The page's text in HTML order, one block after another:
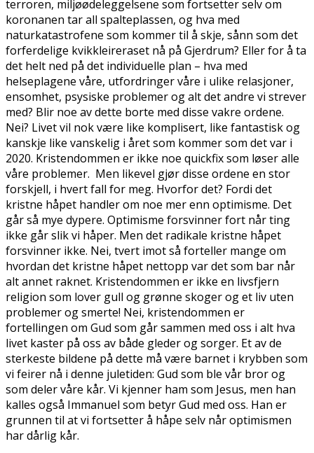
terroren, miljøødeleggelsene som fortsetter selv om
koronanen tar all spalteplassen, og hva med
naturkatastrofene som kommer til å skje, sånn som det
forferdelige kvikkleireraset nå på Gjerdrum? Eller for å ta
det helt ned på det individuelle plan – hva med
helseplagene våre, utfordringer våre i ulike relasjoner,
ensomhet, psysiske problemer og alt det andre vi strever
med? Blir noe av dette borte med disse vakre ordene.
Nei? Livet vil nok være like komplisert, like fantastisk og
kanskje like vanskelig i året som kommer som det var i
2020. Kristendommen er ikke noe quickfix som løser alle
våre problemer. Men likevel gjør disse ordene en stor
forskjell, i hvert fall for meg. Hvorfor det? Fordi det
kristne håpet handler om noe mer enn optimisme. Det
går så mye dypere. Optimisme forsvinner fort når ting
ikke går slik vi håper. Men det radikale kristne håpet
forsvinner ikke. Nei, tvert imot så forteller mange om
hvordan det kristne håpet nettopp var det som bar når
alt annet raknet. Kristendommen er ikke en livsfjern
religion som lover gull og grønne skoger og et liv uten
problemer og smerte! Nei, kristendommen er
fortellingen om Gud som går sammen med oss i alt hva
livet kaster på oss av både gleder og sorger. Et av de
sterkeste bildene på dette må være barnet i krybben som
vi feirer nå i denne juletiden: Gud som ble vår bror og
som deler våre kår. Vi kjenner ham som Jesus, men han
kalles også Immanuel som betyr Gud med oss. Han er
grunnen til at vi fortsetter å håpe selv når optimismen
har dårlig kår.